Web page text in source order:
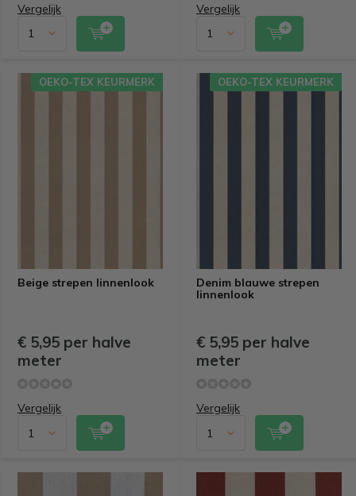
Vergelijk Vergelijk
Beige strepen linnenlook
OEKO-TEX KEURMERK
€ 5,95 per halve
meter
Vergelijk
Denim blauwe strepen
linnenlook
OEKO-TEX KEURMERK
€ 5,95 per halve
meter
Vergelijk